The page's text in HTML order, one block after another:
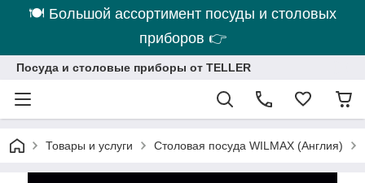
🍽 Большой ассортимент посуды и столовых
приборов 👉
Посуда и столовые приборы от TELLER
Товары и услуги Столовая посуда WILMAX (Англия)